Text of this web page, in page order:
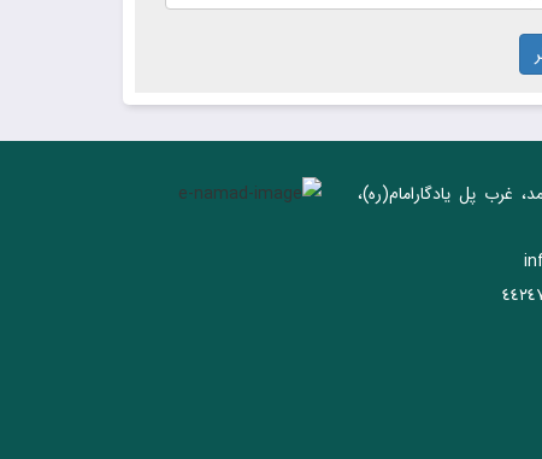
غرب پل يادگار‌امام(ره)‌،